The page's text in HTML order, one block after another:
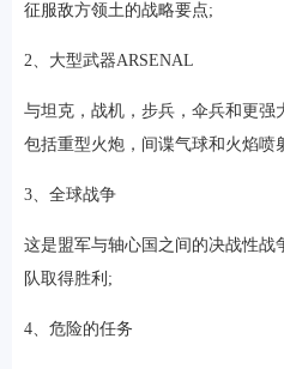
征服敌方领土的战略要点;
2、大型武器ARSENAL
与坦克，战机，步兵，伞兵和更强
包括重型火炮，间谍气球和火焰喷
3、全球战争
这是盟军与轴心国之间的决战性
队取得胜利;
4、危险的任务